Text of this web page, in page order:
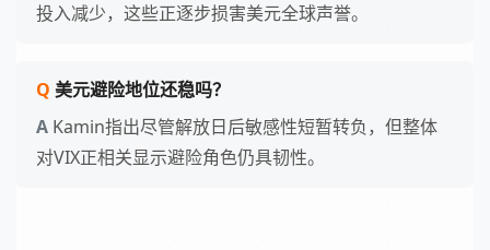
投入减少，这些正逐步损害美元全球声誉。
美元避险地位还稳吗？
Kamin指出尽管解放日后敏感性短暂转负，但整体
对VIX正相关显示避险角色仍具韧性。